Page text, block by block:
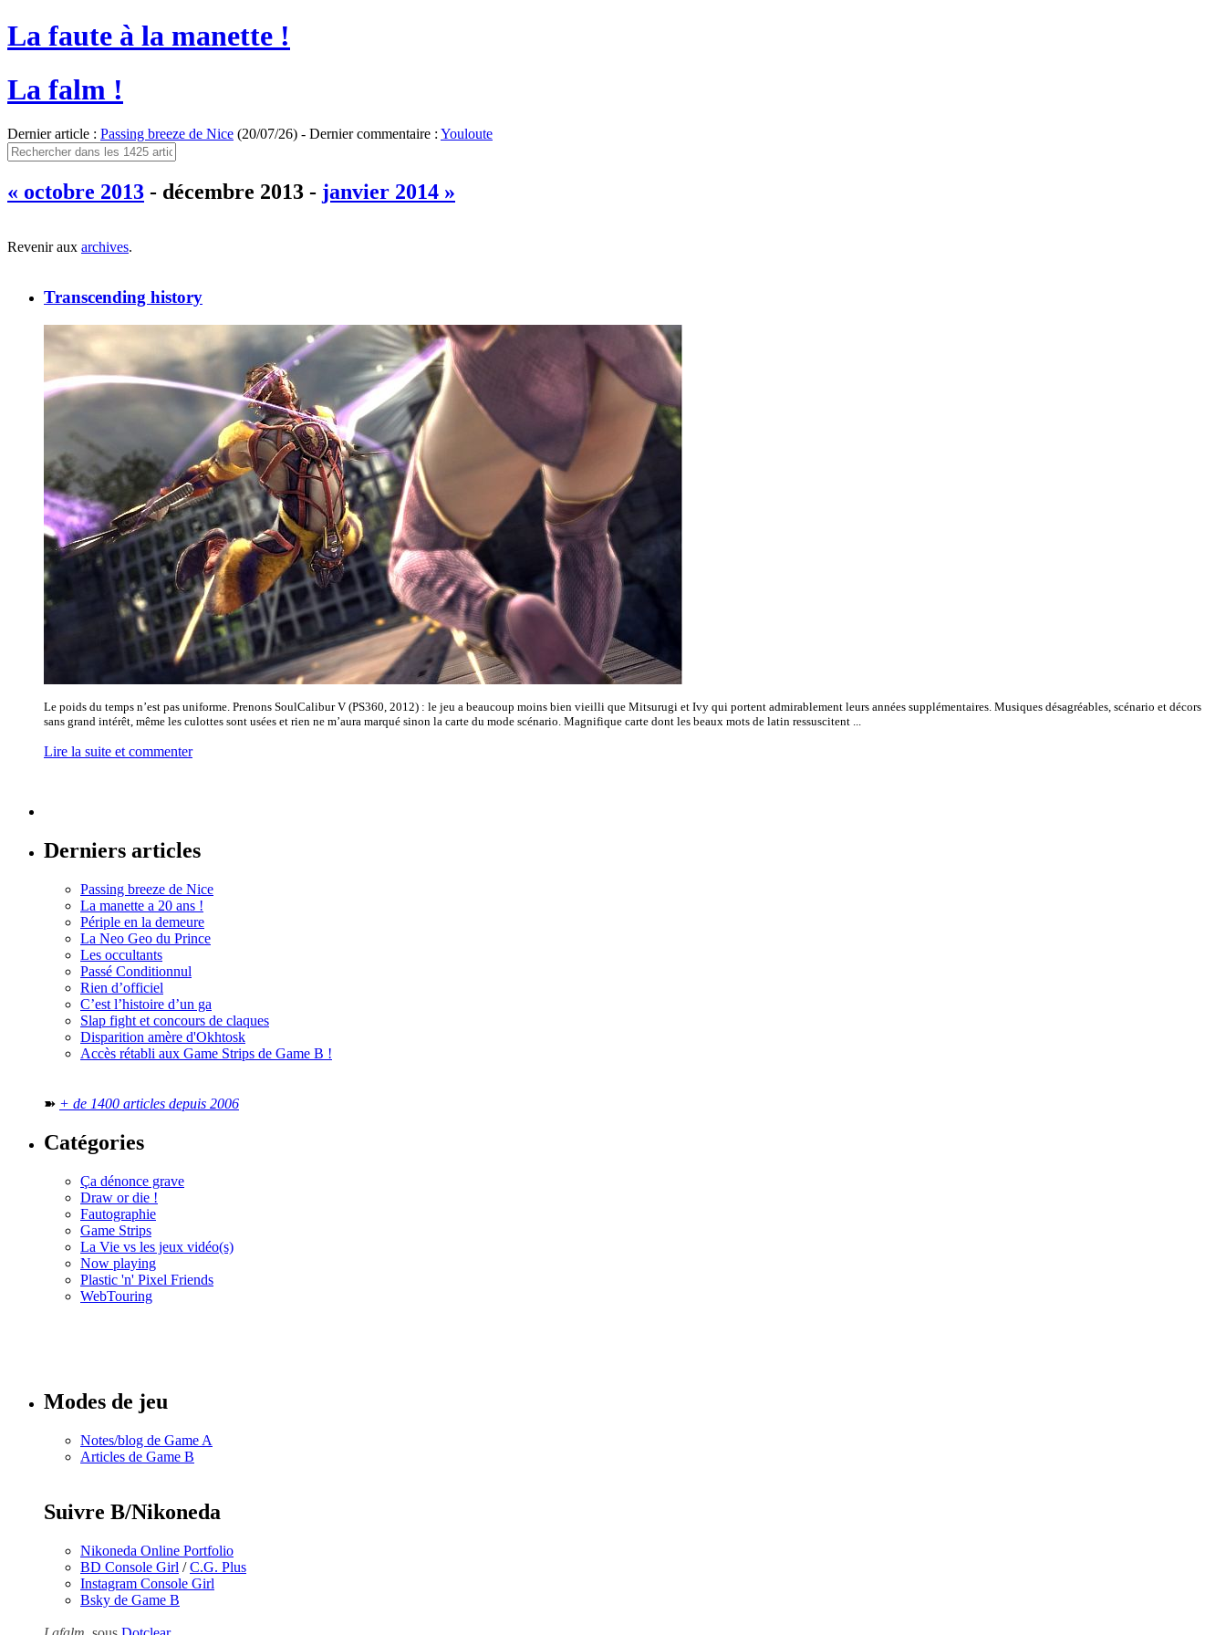
La faute à la manette !
La falm !
Dernier article : Passing breeze de Nice (20/07/26) - Dernier commentaire : Youloute
« octobre 2013 - décembre 2013 - janvier 2014 »
Revenir aux archives.
Transcending history
Le poids du temps n’est pas uniforme. Prenons SoulCalibur V (PS360, 2012) : le jeu a beaucoup moins bien vieilli que Mitsurugi et Ivy qui portent admirablement leurs années supplémentaires. Musiques désagréables, scénario et décors
sans grand intérêt, même les culottes sont usées et rien ne m’aura marqué sinon la carte du mode scénario. Magnifique carte dont les beaux mots de latin ressuscitent ...
Lire la suite et commenter
Derniers articles
Passing breeze de Nice
La manette a 20 ans !
Périple en la demeure
La Neo Geo du Prince
Les occultants
Passé Conditionnul
Rien d’officiel
C’est l’histoire d’un ga
Slap fight et concours de claques
Disparition amère d'Okhtosk
Accès rétabli aux Game Strips de Game B !
➽ + de 1400 articles depuis 2006
Catégories
Ça dénonce grave
Draw or die !
Fautographie
Game Strips
La Vie vs les jeux vidéo(s)
Now playing
Plastic 'n' Pixel Friends
WebTouring
Modes de jeu
Notes/blog de Game A
Articles de Game B
Suivre B/Nikoneda
Nikoneda Online Portfolio
BD Console Girl /C.G. Plus
Instagram Console Girl
Bsky de Game B